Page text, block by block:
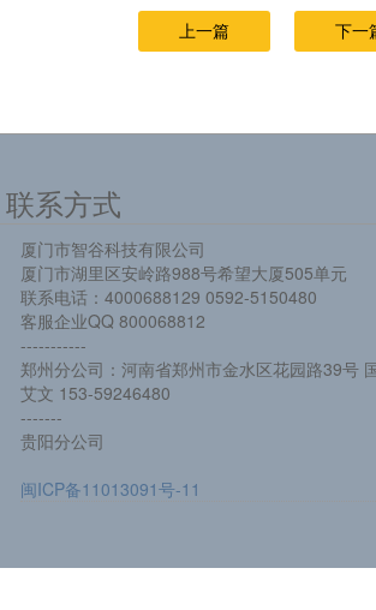
上一篇 下一
联系方式
厦门市智谷科技有限公司
厦门市湖里区安岭路988号希望大厦505单元
联系电话：4000688129 0592-5150480
客服企业QQ 800068812
-----------
郑州分公司：河南省郑州市金水区花园路39号
艾文 153-59246480
-------
贵阳分公司
闽ICP备11013091号-11